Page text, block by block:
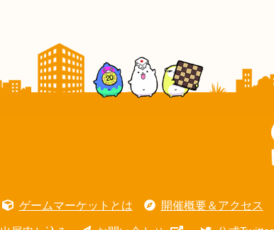
ゲームマーケットとは 開催概要＆アクセス